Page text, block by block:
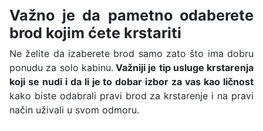
Važno je da pametno odaberete
brod kojim ćete krstariti
Ne želite da izaberete brod samo zato što ima dobru
ponudu za solo kabinu. Važniji je tip usluge krstarenja
koji se nudi i da li je to dobar izbor za vas kao ličnost
kako biste odabrali pravi brod za krstarenje i na pravi
način uživali u svom odmoru.